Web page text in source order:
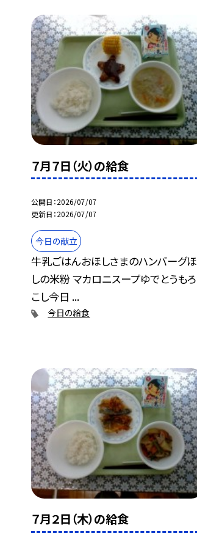
７月７日（火）の給食
公開日 2026/07/07
更新日 2026/07/07
今日の献立
牛乳ごはんおほしさまのハンバーグほ
しの米粉 マカロニスープゆでとうもろ
こし今日 ...
今日の給食
７月２日（木）の給食